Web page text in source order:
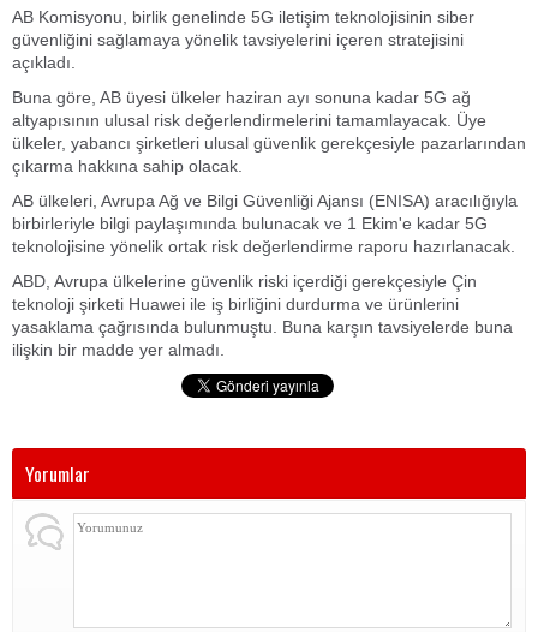
AB Komisyonu, birlik genelinde 5G iletişim teknolojisinin siber
güvenliğini sağlamaya yönelik tavsiyelerini içeren stratejisini
açıkladı.
Buna göre, AB üyesi ülkeler haziran ayı sonuna kadar 5G ağ
altyapısının ulusal risk değerlendirmelerini tamamlayacak. Üye
ülkeler, yabancı şirketleri ulusal güvenlik gerekçesiyle pazarlarından
çıkarma hakkına sahip olacak.
AB ülkeleri, Avrupa Ağ ve Bilgi Güvenliği Ajansı (ENISA) aracılığıyla
birbirleriyle bilgi paylaşımında bulunacak ve 1 Ekim'e kadar 5G
teknolojisine yönelik ortak risk değerlendirme raporu hazırlanacak.
ABD, Avrupa ülkelerine güvenlik riski içerdiği gerekçesiyle Çin
teknoloji şirketi Huawei ile iş birliğini durdurma ve ürünlerini
yasaklama çağrısında bulunmuştu. Buna karşın tavsiyelerde buna
ilişkin bir madde yer almadı.
Yorumlar